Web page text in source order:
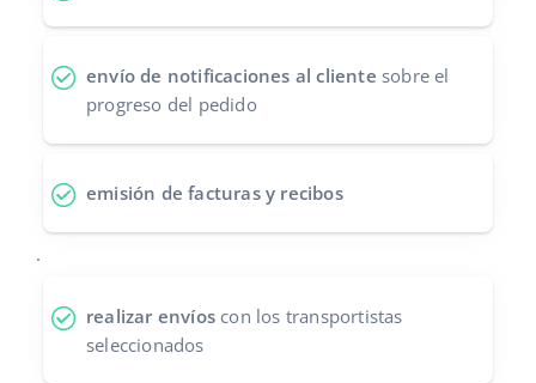
Contáctanos
polski
português (BR)
中文
envío de notificaciones al cliente sobre el
progreso del pedido
emisión de facturas y recibos
.
realizar envíos con los transportistas
seleccionados